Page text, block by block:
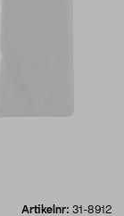
Artikelnr: 31-8912